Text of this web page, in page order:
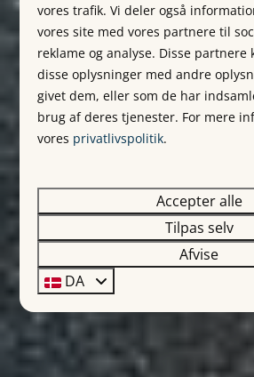
vores trafik. Vi deler også
vores site med vores partnere til
reklame og analyse. Disse partnere
disse oplysninger med andre
givet dem, eller som de har
brug af deres tjenester. For mere
vores privatlivspolitik.
Accepter alle
Tilpas selv
Afvise
DA